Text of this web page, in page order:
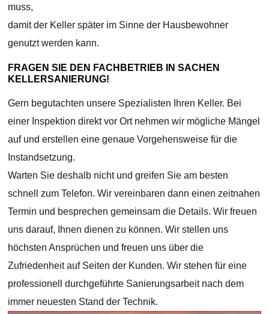
muss,
damit der Keller später im Sinne der Hausbewohner
genutzt werden kann.
FRAGEN SIE DEN FACHBETRIEB IN SACHEN
KELLERSANIERUNG!
Gern begutachten unsere Spezialisten Ihren Keller. Bei
einer Inspektion direkt vor Ort nehmen wir mögliche Mängel
auf und erstellen eine genaue Vorgehensweise für die
Instandsetzung.
Warten Sie deshalb nicht und greifen Sie am besten
schnell zum Telefon. Wir vereinbaren dann einen zeitnahen
Termin und besprechen gemeinsam die Details. Wir freuen
uns darauf, Ihnen dienen zu können. Wir stellen uns
höchsten Ansprüchen und freuen uns über die
Zufriedenheit auf Seiten der Kunden. Wir stehen für eine
professionell durchgeführte Sanierungsarbeit nach dem
immer neuesten Stand der Technik.